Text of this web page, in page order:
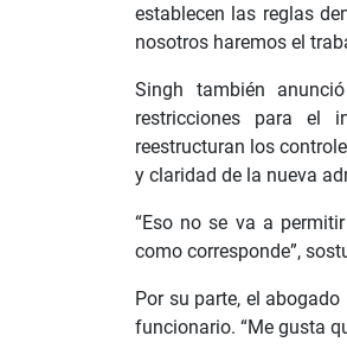
establecen las reglas
nosotros haremos el
Singh también
restricciones para el
reestructuran los
y claridad de la nueva
“Eso no se va a
como corresponde”,
Por su parte, el
funcionario. “Me gusta